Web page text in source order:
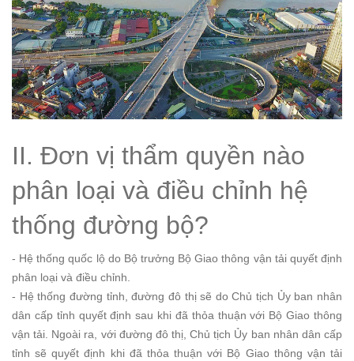
II. Đơn vị thẩm quyền nào
phân loại và điều chỉnh hệ
thống đường bộ?
- Hệ thống quốc lộ do Bộ trưởng Bộ Giao thông vận tải quyết định
phân loại và điều chỉnh.
- Hệ thống đường tỉnh, đường đô thị sẽ do Chủ tịch Ủy ban nhân
dân cấp tỉnh quyết định sau khi đã thỏa thuận với Bộ Giao thông
vận tải. Ngoài ra, với đường đô thị, Chủ tịch Ủy ban nhân dân cấp
tỉnh sẽ quyết định khi đã thỏa thuận với Bộ Giao thông vận tải